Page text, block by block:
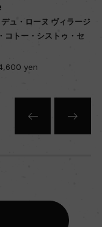
ュ・ローヌ ヴィラージ
コトー・シストゥ・セ
yen